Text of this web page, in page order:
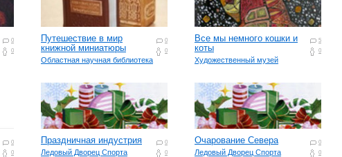
0
0
0
0
Путешествие в мир
книжной миниатюры
Областная научная библиотека
5
0
Все мы немного кошки и
коты
Художественный музей
0
0
0
0
Праздничная индустрия
Ледовый Дворец Спорта
0
0
Очарование Севера
Ледовый Дворец Спорта